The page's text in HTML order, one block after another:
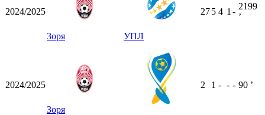
2024/2025
Зоря УПЛ
275 4 1 -
2199
ʼ
2024/2025
Зоря
2 1 - - - 90 ʼ